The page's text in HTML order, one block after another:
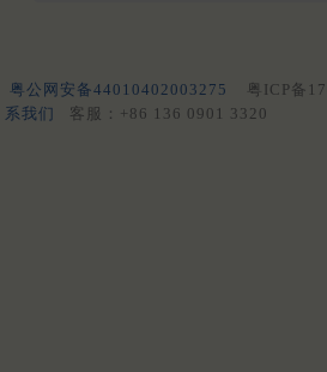
粤公网安备44010402003275 粤ICP备
系我们
客服：+86 136 0901 3320